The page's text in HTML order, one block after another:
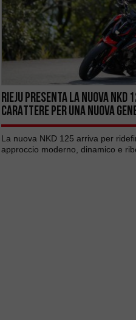
RIEJU PRESENTA LA NUOVA NKD
CARATTERE PER UNA NUOVA
La nuova NKD 125 arriva per
approccio moderno, dinamico e